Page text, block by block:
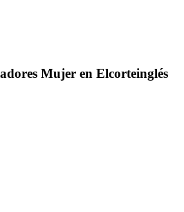
Mujer en Elcorteinglés